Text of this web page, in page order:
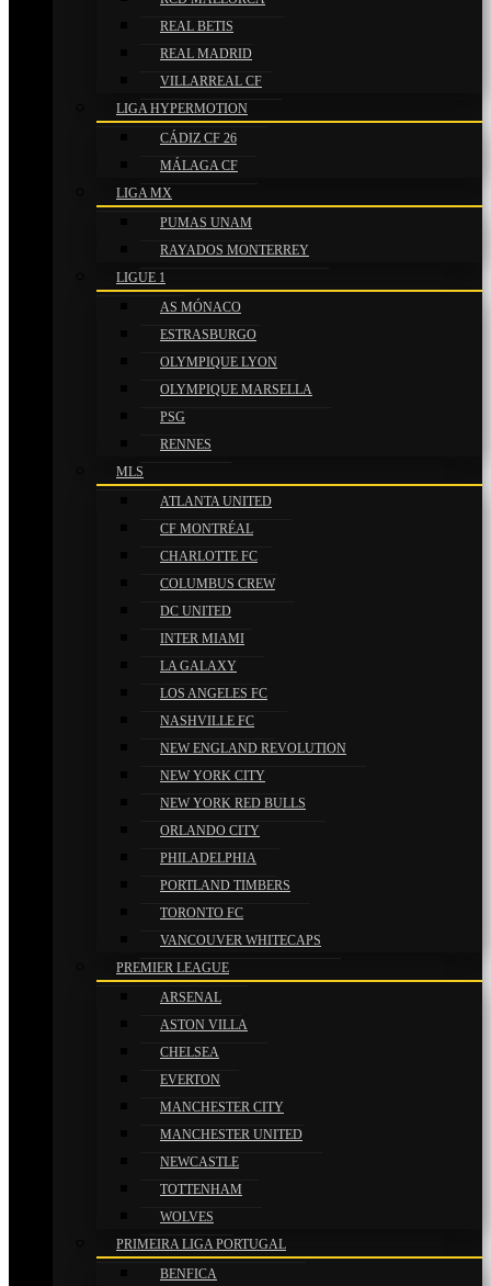
REAL BETIS
REAL MADRID
VILLARREAL CF
LIGA HYPERMOTION
CÁDIZ CF 26
MÁLAGA CF
LIGA MX
PUMAS UNAM
RAYADOS MONTERREY
LIGUE 1
AS MÓNACO
ESTRASBURGO
OLYMPIQUE LYON
OLYMPIQUE MARSELLA
PSG
RENNES
MLS
ATLANTA UNITED
CF MONTRÉAL
CHARLOTTE FC
COLUMBUS CREW
DC UNITED
INTER MIAMI
LA GALAXY
LOS ANGELES FC
NASHVILLE FC
NEW ENGLAND REVOLUTION
NEW YORK CITY
NEW YORK RED BULLS
ORLANDO CITY
PHILADELPHIA
PORTLAND TIMBERS
TORONTO FC
VANCOUVER WHITECAPS
PREMIER LEAGUE
ARSENAL
ASTON VILLA
CHELSEA
EVERTON
MANCHESTER CITY
MANCHESTER UNITED
NEWCASTLE
TOTTENHAM
WOLVES
PRIMEIRA LIGA PORTUGAL
BENFICA